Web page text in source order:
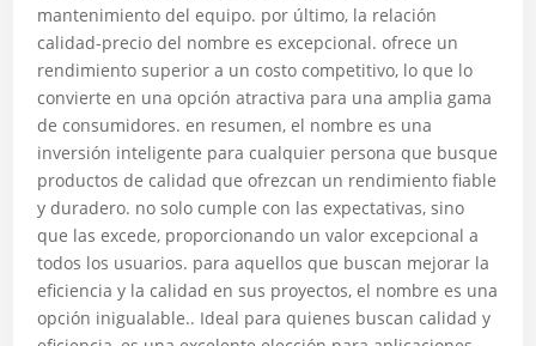
mantenimiento del equipo. por último, la relación
calidad-precio del nombre es excepcional. ofrece un
rendimiento superior a un costo competitivo, lo que lo
convierte en una opción atractiva para una amplia gama
de consumidores. en resumen, el nombre es una
inversión inteligente para cualquier persona que busque
productos de calidad que ofrezcan un rendimiento fiable
y duradero. no solo cumple con las expectativas, sino
que las excede, proporcionando un valor excepcional a
todos los usuarios. para aquellos que buscan mejorar la
eficiencia y la calidad en sus proyectos, el nombre es una
opción inigualable.. Ideal para quienes buscan calidad y